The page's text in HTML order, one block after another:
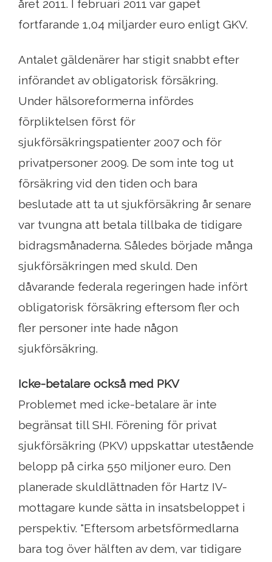
året 2011. I februari 2011 var gapet
fortfarande 1,04 miljarder euro enligt GKV.
Antalet gäldenärer har stigit snabbt efter
införandet av obligatorisk försäkring.
Under hälsoreformerna infördes
förpliktelsen först för
sjukförsäkringspatienter 2007 och för
privatpersoner 2009. De som inte tog ut
försäkring vid den tiden och bara
beslutade att ta ut sjukförsäkring år senare
var tvungna att betala tillbaka de tidigare
bidragsmånaderna. Således började många
sjukförsäkringen med skuld. Den
dåvarande federala regeringen hade infört
obligatorisk försäkring eftersom fler och
fler personer inte hade någon
sjukförsäkring.
Icke-betalare också med PKV
Problemet med icke-betalare är inte
begränsat till SHI. Förening för privat
sjukförsäkring (PKV) uppskattar utestående
belopp på cirka 550 miljoner euro. Den
planerade skuldlättnaden för Hartz IV-
mottagare kunde sätta in insatsbeloppet i
perspektiv. "Eftersom arbetsförmedlarna
bara tog över hälften av dem, var tidigare